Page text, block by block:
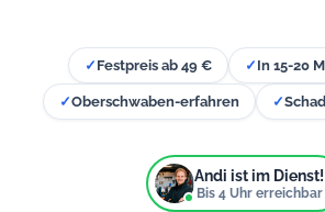
✓ Festpreis ab 49 € ✓ In 15-20
✓Oberschwaben-erfahren ✓
Andi ist im Dienst!
Bis 4Uhr erreichbar